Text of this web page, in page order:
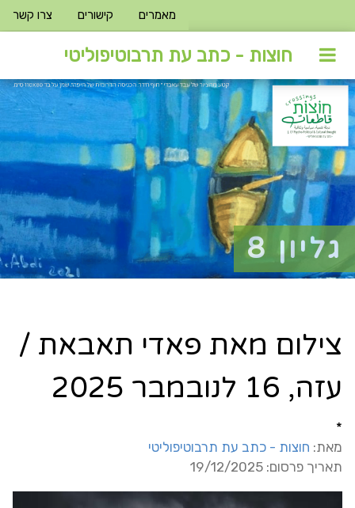
מאמרים קישורים צרו קשר
חוצות - כתב עת תרבוטיפוליטי
גליון 8
צילום מאת פאדי תאבאת /
עזה, 16 לנובמבר 2025
*
מאת: חוצות - כתב עת תרבוטיפוליטי
תאריך פרסום: 19/12/2025